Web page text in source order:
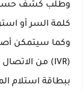
وطلب كشف حساب
كلمة السر أو
وكما سيتمكن
ببطاقة استلام